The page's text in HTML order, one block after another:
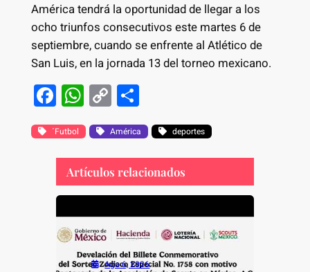
América tendrá la oportunidad de llegar a los
ocho triunfos consecutivos este martes 6 de
septiembre, cuando se enfrente al Atlético de
San Luis, en la jornada 13 del torneo mexicano.
F
a
c
e
b
o
o
k
W
h
at
s
A
p
p
C
o
p
y
Li
n
k
S
h
ar
e
´Futbol América deportes
Artículos relacionados
Ago 6, 2026